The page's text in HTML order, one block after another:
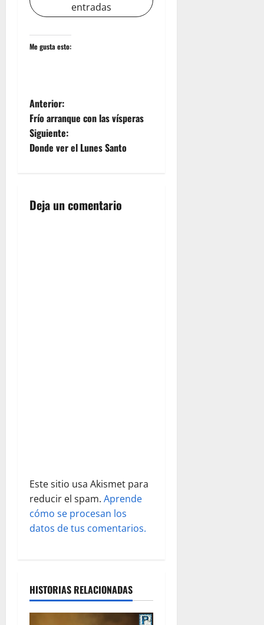
entradas
Me gusta esto:
N
a
v
g
r
a
d
s
Anterior:
Frío arranque con las vísperas
Siguiente:
Donde ver el Lunes Santo
Deja un comentario
Este sitio usa Akismet para
reducir el spam. Aprende
cómo se procesan los
datos de tus comentarios.
HISTORIAS RELACIONADAS